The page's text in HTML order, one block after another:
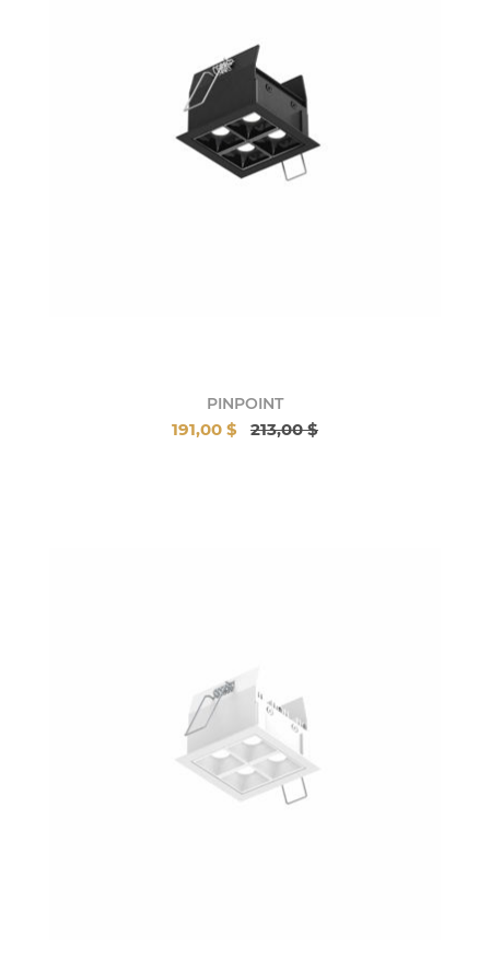
PINPOINT
191,00 $ 213,00 $